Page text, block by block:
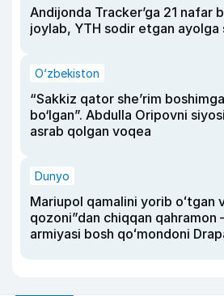
Andijonda Tracker’ga 21 nafar
joylab, YTH sodir etgan ayolga
O‘zbekiston
“Sakkiz qator she’rim
bo‘lgan”. Abdulla Oripovni
asrab qolgan voqea
Dunyo
Mariupol qamalini yorib oʻtgan
qozoni”dan chiqqan qahramon
armiyasi bosh qoʻmondoni